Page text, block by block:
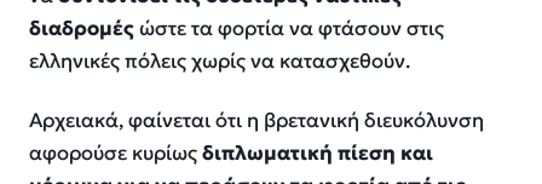
διαδρομέςώστε τα φορτία να φτάσουν στις
ελληνικές πόλεις χωρίς να κατασχεθούν.
Αρχειακά, φαίνεται ότι η βρετανική διευκόλυνση
αφορούσε κυρίωςδιπλωματική πίεση και